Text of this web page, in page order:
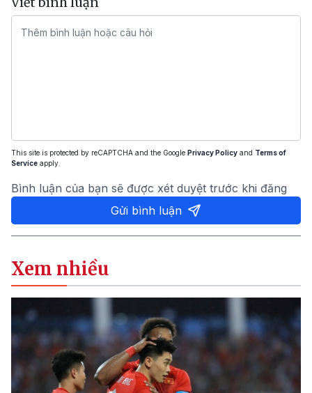
This site is protected by reCAPTCHA and the Google Privacy Policy and Terms of
Service apply.
Bình luận của bạn sẽ được xét duyệt trước khi đăng
Gửi bình luận
Xem nhiều